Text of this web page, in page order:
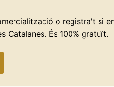
o registra't si
Catalanes. És 100% gratuït.